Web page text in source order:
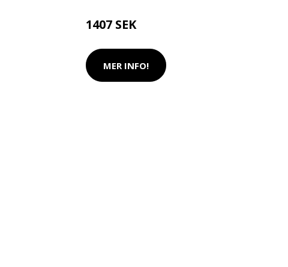
1407 SEK
MER INFO!